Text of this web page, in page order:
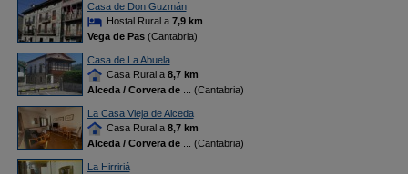
Casa de Don Guzmán
Hostal Rural a 7,9 km
Vega de Pas(Cantabria)
Casa de La Abuela
Casa Rural a 8,7 km
Alceda / Corvera de
... (Cantabria)
La Casa Vieja de Alceda
Casa Rural a 8,7 km
Alceda / Corvera de
... (Cantabria)
La Hirririá